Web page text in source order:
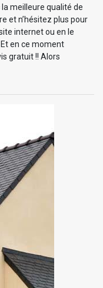
meilleure qualité de
et n’hésitez plus pour
internet ou en le
en ce moment
gratuit !! Alors